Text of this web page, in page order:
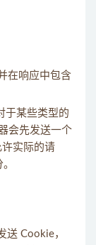
在响应中包含
于某些类型的
会先发送一个
实际的请
送 Cookie，